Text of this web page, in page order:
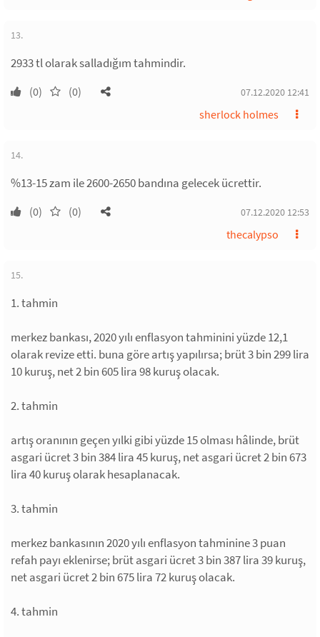
13.
2933 tl olarak salladığım tahmindir.
(0) (0) 07.12.2020 12:41
sherlock holmes
14.
%13-15 zam ile 2600-2650 bandına gelecek ücrettir.
(0) (0) 07.12.2020 12:53
thecalypso
15.
1. tahmin
merkez bankası, 2020 yılı enflasyon tahminini yüzde 12,1
olarak revize etti. buna göre artış yapılırsa; brüt 3 bin 299 lira
10 kuruş, net 2 bin 605 lira 98 kuruş olacak.
2. tahmin
artış oranının geçen yılki gibi yüzde 15 olması hâlinde, brüt
asgari ücret 3 bin 384 lira 45 kuruş, net asgari ücret 2 bin 673
lira 40 kuruş olarak hesaplanacak.
3. tahmin
merkez bankasının 2020 yılı enflasyon tahminine 3 puan
refah payı eklenirse; brüt asgari ücret 3 bin 387 lira 39 kuruş,
net asgari ücret 2 bin 675 lira 72 kuruş olacak.
4. tahmin